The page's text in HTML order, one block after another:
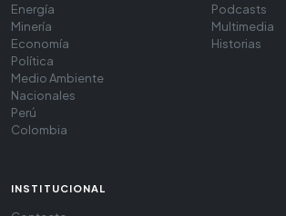
Energía
Minería
Economía
Política
Medio Ambiente
Nacionales
Perú
Colombia
Podcasts
Multimedia
Historias
INSTITUCIONAL